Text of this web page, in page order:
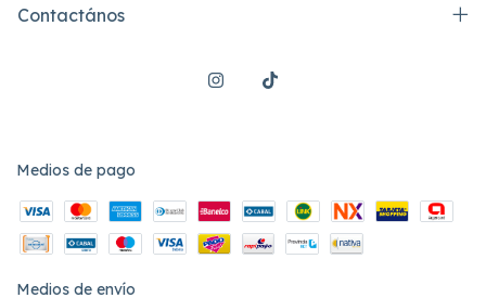
Contactános
Medios de pago
Medios de envío